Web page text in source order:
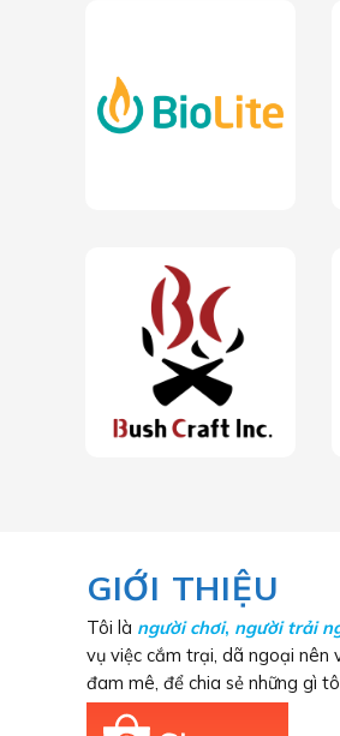
GIỚI THIỆU
Tôi là người chơi, người trải
vụ việc cắm trại, dã ngoại nên
đam mê, để chia sẻ những gì